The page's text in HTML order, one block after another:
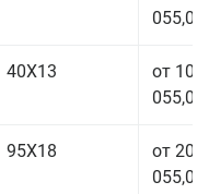
055,00
40Х13
от 101
055,00
95Х18
от 208
055,00